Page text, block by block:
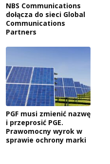
NBS Communications
dołącza do sieci Global
Communications
Partners
PGF musi zmienić nazwę
i przeprosić PGE.
Prawomocny wyrok w
sprawie ochrony marki